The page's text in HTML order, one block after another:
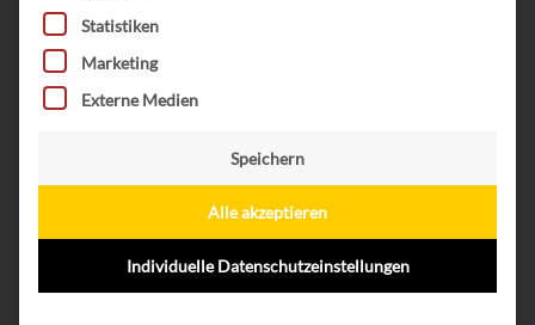
Statistiken
Marketing
Externe Medien
Speichern
Alle akzeptieren
Individuelle Datenschutzeinstellungen